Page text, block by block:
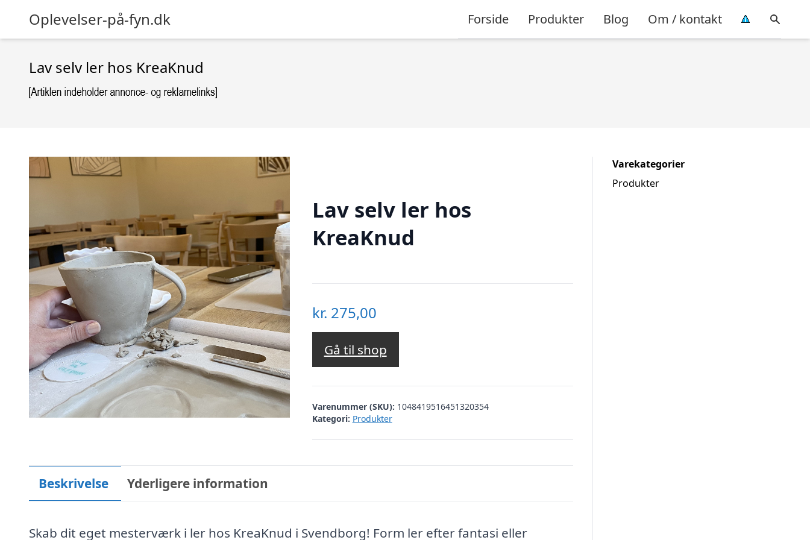
Oplevelser-på-fyn.dk Forside Produkter Blog Om / kontakt
Lav selv ler hos KreaKnud
Lav selv ler hos
KreaKnud
kr. 275,00
Gå til shop
Varenummer (SKU): 1048419516451320354
Kategori: Produkter
Beskrivelse Yderligere information
Skab dit eget mesterværk i ler hos KreaKnud i Svendborg! Form ler efter fantasi eller
Varekategorier
Produkter